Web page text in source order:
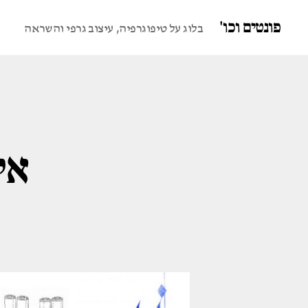
פונטים וכו' בלוג על טיפוגרפיה, עיצוב גרפי והשראה